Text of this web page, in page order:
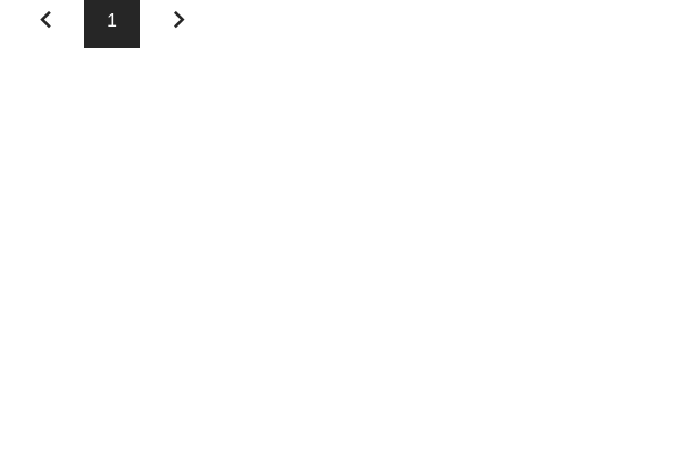
keyboard_arrow_left 1 keyboard_arrow_right